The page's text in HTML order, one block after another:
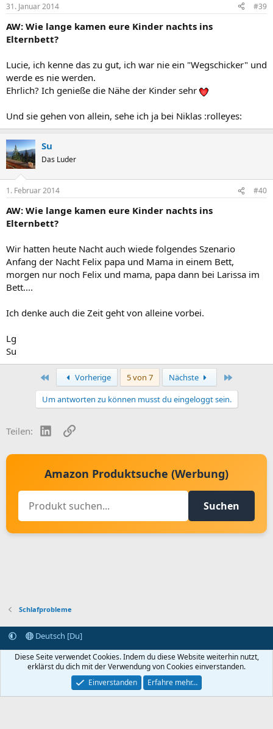
31. Januar 2014 #39
AW: Wie lange kamen eure Kinder nachts ins
Elternbett?
Lucie, ich kenne das zu gut, ich war nie ein "Wegschicker" und
werde es nie werden.
Ehrlich? Ich genieße die Nähe der Kinder sehr
Und sie gehen von allein, sehe ich ja bei Niklas :rolleyes:
Su
Das Luder
1. Februar 2014 #40
AW: Wie lange kamen eure Kinder nachts ins
Elternbett?
Wir hatten heute Nacht auch wiede folgendes Szenario
Anfang der Nacht Felix papa und Mama in einem Bett,
morgen nur noch Felix und mama, papa dann bei Larissa im
Bett....
Ich denke auch die Zeit geht von alleine vorbei.
Lg
Su
Erste Vorherige 5 von 7 Nächste
Um antworten zu können musst du eingeloggt sein.
Teilen: LinkedInLink
Amazon Produktsuche (Werbung)
Suchen
Schlafprobleme
Deutsch [Du]
Kontakt aufnehmen
Bedingungen und Regeln
Datenschutz
Startseite
R
S
Community platform by XenForo® © 2010-2024 XenForo Ltd.
Diese Seite verwendet Cookies. Indem du diese Website weiterhin nutzt,
erklärst du dich mit der Verwendung von Cookies einverstanden.
Einverstanden
Erfahre mehr…